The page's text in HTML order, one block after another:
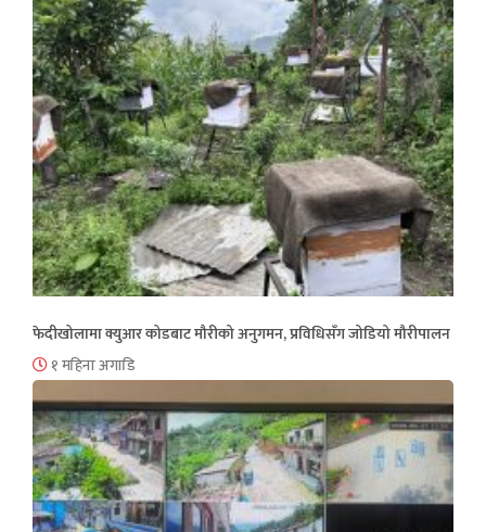
फेदीखोलामा क्युआर कोडबाट मौरीको अनुगमन, प्रविधिसँग जोडियो मौरीपालन
१ महिना अगाडि